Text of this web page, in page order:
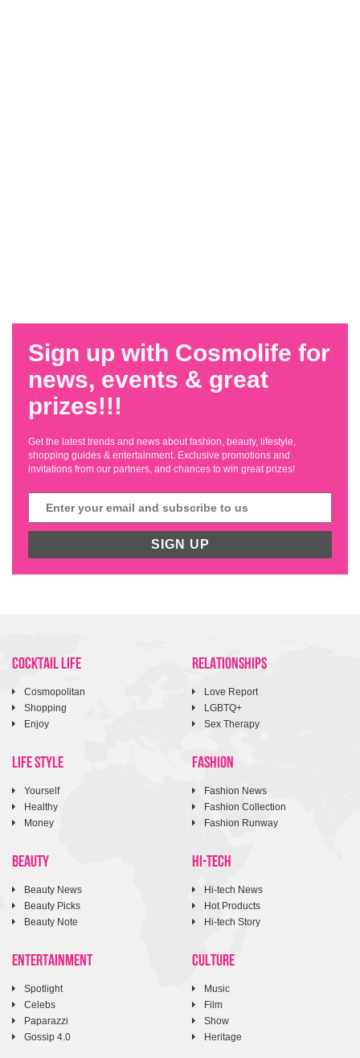
Sign up with Cosmolife for
news, events & great
prizes!!!
Get the latest trends and news about fashion, beauty, lifestyle,
shopping guides & entertainment. Exclusive promotions and
invitations from our partners, and chances to win great prizes!
SIGN UP
COCKTAIL LIFE
Cosmopolitan
Shopping
Enjoy
RELATIONSHIPS
Love Report
LGBTQ+
Sex Therapy
LIFE STYLE
Yourself
Healthy
Money
FASHION
Fashion News
Fashion Collection
Fashion Runway
BEAUTY
Beauty News
Beauty Picks
Beauty Note
HI-TECH
Hi-tech News
Hot Products
Hi-tech Story
ENTERTAINMENT
Spotlight
Celebs
Paparazzi
Gossip 4.0
CULTURE
Music
Film
Show
Heritage